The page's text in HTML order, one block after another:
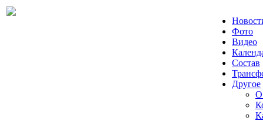
Фото
Видео
Состав
Другое
О